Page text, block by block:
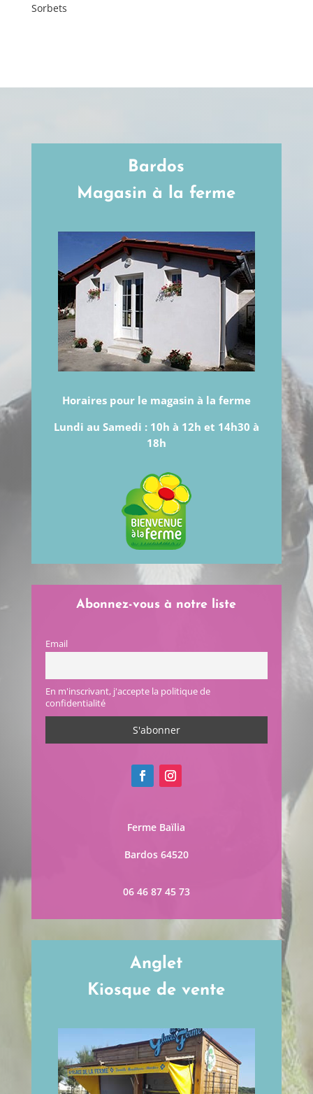
Sorbets
Bardos
Magasin à la ferme
Horaires pour le magasin à la ferme
Lundi au Samedi : 10h à 12h et 14h30 à
18h
Abonnez-vous à notre liste
Email
En m'inscrivant, j'accepte la politique de
confidentialité
Ferme Baïlia
Bardos 64520
06 46 87 45 73
Anglet
Kiosque de vente